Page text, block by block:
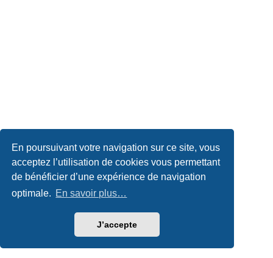
En poursuivant votre navigation sur ce site, vous
acceptez l’utilisation de cookies vous permettant
de bénéficier d’une expérience de navigation
optimale. En savoir plus…
J’accepte